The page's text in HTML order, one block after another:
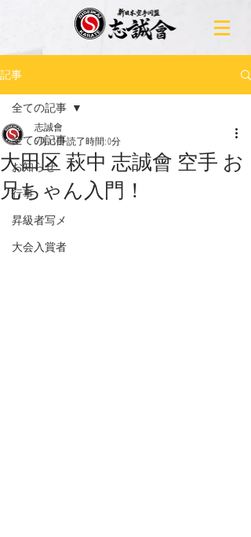
記事
全ての記事
お知らせ
行事
昇級者写メ
大会入賞者
全ての記事
大田区 萩中 志誠會 空手 お
兄ちゃん入門！
志誠會
5月13日読了時間: 0分